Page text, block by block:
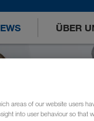
ÜBER
areas of our website users
into user behaviour so that